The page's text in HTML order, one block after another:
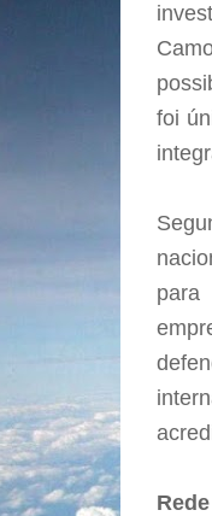
foi
para